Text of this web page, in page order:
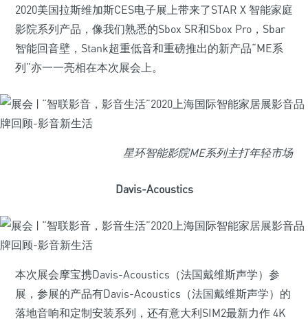
2020美国拉斯维加斯CES电子展上带来了STAR X 智能家庭
影院系列产品，像我们熟悉的Sbox SR和Sbox Pro，Sbar
智能回音壁，Stank超重低音和重磅推出的新产品“ME系
列”亦一一亮相在本次展会上。
星环智能影院ME系列主打年轻市场
Davis-Acoustics
本次展会摩宝携Davis-Acoustics（法国戴维斯声学）参
展，参展的产品有Davis-Acoustics（法国戴维斯声学）的
落地音响和定制安装系列，还有意大利SIM2最新力作 4K